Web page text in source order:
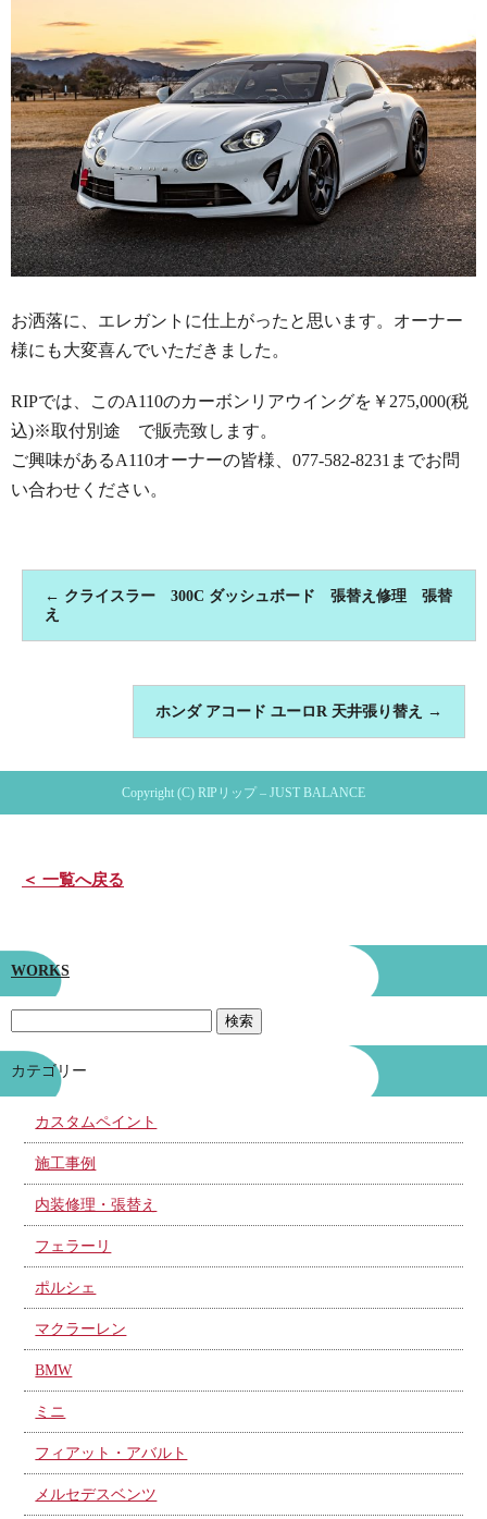
お洒落に、エレガントに仕上がったと思います。オーナー
様にも大変喜んでいただきました。
RIPでは、このA110のカーボンリアウイングを￥275,000(税
込)※取付別途 で販売致します。
ご興味があるA110オーナーの皆様、077-582-8231までお問
い合わせください。
← クライスラー 300C ダッシュボード 張替え修理 張替
え
ホンダ アコード ユーロR 天井張り替え →
Copyright (C) RIPリップ – JUST BALANCE
＜ 一覧へ戻る
WORKS
カテゴリー
カスタムペイント
施工事例
内装修理・張替え
フェラーリ
ポルシェ
マクラーレン
BMW
ミニ
フィアット・アバルト
メルセデスベンツ